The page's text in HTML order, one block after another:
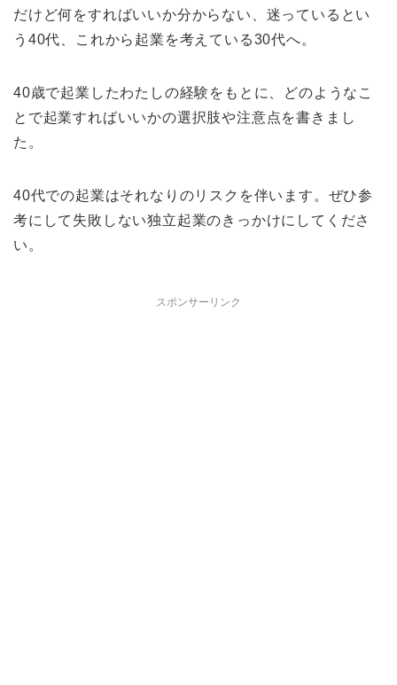
だけど何をすればいいか分からない、迷っているとい
う40代、これから起業を考えている30代へ。
40歳で起業したわたしの経験をもとに、どのようなこ
とで起業すればいいかの選択肢や注意点を書きまし
た。
40代での起業はそれなりのリスクを伴います。ぜひ参
考にして失敗しない独立起業のきっかけにしてくださ
い。
スポンサーリンク